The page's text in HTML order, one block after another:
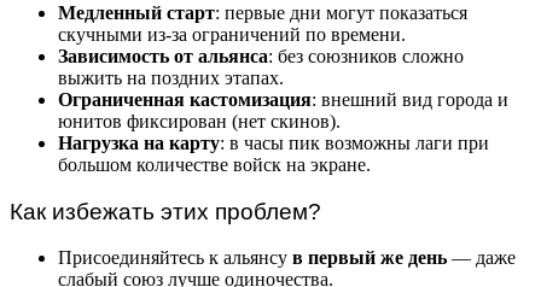
Медленный старт: первые дни могут показаться
скучными из-за ограничений по времени.
Зависимость от альянса: без союзников сложно
выжить на поздних этапах.
Ограниченная кастомизация: внешний вид города и
юнитов фиксирован (нет скинов).
Нагрузка на карту: в часы пик возможны лаги при
большом количестве войск на экране.
Как избежать этих проблем?
Присоединяйтесь к альянсу в первый же день — даже
слабый союз лучше одиночества.